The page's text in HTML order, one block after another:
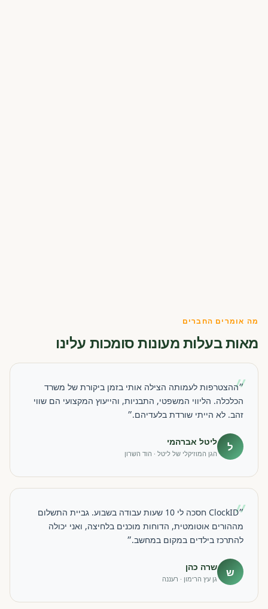
מה אומרים החברים
מאות בעלות מעונות סומכות עלינו
״
״ההצטרפות לעמותה הצילה אותי בזמן ביקורת של משרד
הכלכלה. הליווי המשפטי, התבניות, והייעוץ המקצועי הם שווי
זהב. לא הייתי שורדת בלעדיהם.״
ל ליטל אברהמי
הגן המוזיקלי של ליטל · הוד השרון
״
״ClockID חסכה לי 10 שעות עבודה בשבוע. גביית התשלום
מההורים אוטומטית, הדוחות מוכנים בלחיצה, ואני יכולה
להתרכז בילדים במקום במחשב.״
ש שרה כהן
גן עץ הרימון · רעננה